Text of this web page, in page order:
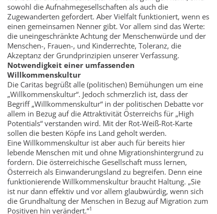
sowohl die Aufnahmegesellschaften als auch die
Zugewanderten gefordert. Aber Vielfalt funktioniert, wenn es
einen gemeinsamen Nenner gibt. Vor allem sind das Werte:
die uneingeschränkte Achtung der Menschenwürde und der
Menschen-, Frauen-, und Kinderrechte, Toleranz, die
Akzeptanz der Grundprinzipien unserer Verfassung.
Notwendigkeit einer umfassenden
Willkommenskultur
Die Caritas begrüßt alle (politischen) Bemühungen um eine
„Willkommenskultur“. Jedoch schmerzlich ist, dass der
Begriff „Willkommenskultur“ in der politischen Debatte vor
allem in Bezug auf die Attraktivität Österreichs für „High
Potentials“ verstanden wird. Mit der Rot-Weiß-Rot-Karte
sollen die besten Köpfe ins Land geholt werden.
Eine Willkommenskultur ist aber auch für bereits hier
lebende Menschen mit und ohne Migrations­hinter­grund zu
fordern. Die österreichische Gesellschaft muss lernen,
Österreich als Einwanderungsland zu begreifen. Denn eine
funktionierende Willkommenskultur braucht Haltung. „Sie
ist nur dann effektiv und vor allem glaubwürdig, wenn sich
die Grundhaltung der Menschen in Bezug auf Migration zum
Positiven hin verändert.“1